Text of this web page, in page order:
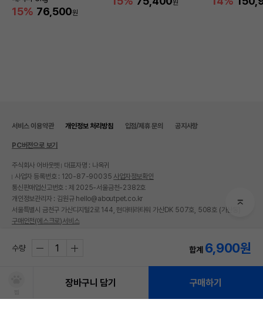
15% 76,500원
원
수량 합계 6,900원
장바구니 담기 구매하기
서비스 이용약관 개인정보 처리방침 입점/제휴 문의 공지사항
PC버전으로 보기
주식회사 어바웃펫
대표자명 : 나옥귀
사업자 등록번호 : 120-87-90035 사업자정보확인
통신판매업신고번호 : 제 2025-서울금천-2382호
개인정보관리자 : 김원규 hello@aboutpet.co.kr
서울특별시 금천구 가산디지털2로 144, 현대테라타워 가산DK 507호, 508호 (가산동)
구매안전(에스크로)서비스